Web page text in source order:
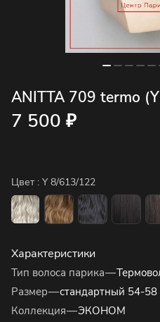
ANITTA 709 termo
7 500 ₽
Цвет : Y 8/613/122
Характеристики
Тип волоса парика—
Размер—стандартный 54-58
Коллекция—ЭКОНОМ